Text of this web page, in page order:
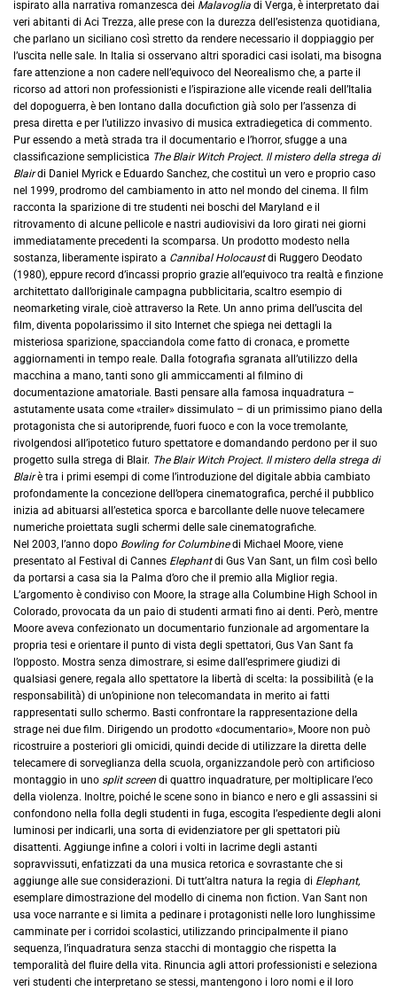
ispirato alla narrativa romanzesca dei Malavoglia di Verga, è interpretato dai
veri abitanti di Aci Trezza, alle prese con la durezza dell’esistenza quotidiana,
che parlano un siciliano così stretto da rendere necessario il doppiaggio per
l’uscita nelle sale. In Italia si osservano altri sporadici casi isolati, ma bisogna
fare attenzione a non cadere nell’equivoco del Neorealismo che, a parte il
ricorso ad attori non professionisti e l’ispirazione alle vicende reali dell’Italia
del dopoguerra, è ben lontano dalla docufiction già solo per l’assenza di
presa diretta e per l’utilizzo invasivo di musica extradiegetica di commento.
Pur essendo a metà strada tra il documentario e l’horror, sfugge a una
classificazione semplicistica The Blair Witch Project. Il mistero della strega di
Blairdi Daniel Myrick e Eduardo Sanchez, che costituì un vero e proprio caso
nel 1999, prodromo del cambiamento in atto nel mondo del cinema. Il film
racconta la sparizione di tre studenti nei boschi del Maryland e il
ritrovamento di alcune pellicole e nastri audiovisivi da loro girati nei giorni
immediatamente precedenti la scomparsa. Un prodotto modesto nella
sostanza, liberamente ispirato a Cannibal Holocaustdi Ruggero Deodato
(1980), eppure record d’incassi proprio grazie all’equivoco tra realtà e finzione
architettato dall’originale campagna pubblicitaria, scaltro esempio di
neomarketing virale, cioè attraverso la Rete. Un anno prima dell’uscita del
film, diventa popolarissimo il sito Internet che spiega nei dettagli la
misteriosa sparizione, spacciandola come fatto di cronaca, e promette
aggiornamenti in tempo reale. Dalla fotografia sgranata all’utilizzo della
macchina a mano, tanti sono gli ammiccamenti al filmino di
documentazione amatoriale. Basti pensare alla famosa inquadratura –
astutamente usata come «trailer» dissimulato – di un primissimo piano della
protagonista che si autoriprende, fuori fuoco e con la voce tremolante,
rivolgendosi all’ipotetico futuro spettatore e domandando perdono per il suo
progetto sulla strega di Blair. The Blair Witch Project. Il mistero della strega di
Blairè tra i primi esempi di come l’introduzione del digitale abbia cambiato
profondamente la concezione dell’opera cinematografica, perché il pubblico
inizia ad abituarsi all’estetica sporca e barcollante delle nuove telecamere
numeriche proiettata sugli schermi delle sale cinematografiche.
Nel 2003, l’anno dopo Bowling for Columbinedi Michael Moore, viene
presentato al Festival di Cannes Elephantdi Gus Van Sant, un film così bello
da portarsi a casa sia la Palma d’oro che il premio alla Miglior regia.
L’argomento è condiviso con Moore, la strage alla Columbine High School in
Colorado, provocata da un paio di studenti armati fino ai denti. Però, mentre
Moore aveva confezionato un documentario funzionale ad argomentare la
propria tesi e orientare il punto di vista degli spettatori, Gus Van Sant fa
l’opposto. Mostra senza dimostrare, si esime dall’esprimere giudizi di
qualsiasi genere, regala allo spettatore la libertà di scelta: la possibilità (e la
responsabilità) di un’opinione non telecomandata in merito ai fatti
rappresentati sullo schermo. Basti confrontare la rappresentazione della
strage nei due film. Dirigendo un prodotto «documentario», Moore non può
ricostruire a posteriori gli omicidi, quindi decide di utilizzare la diretta delle
telecamere di sorveglianza della scuola, organizzandole però con artificioso
montaggio in uno split screen di quattro inquadrature, per moltiplicare l’eco
della violenza. Inoltre, poiché le scene sono in bianco e nero e gli assassini si
confondono nella folla degli studenti in fuga, escogita l’espediente degli aloni
luminosi per indicarli, una sorta di evidenziatore per gli spettatori più
disattenti. Aggiunge infine a colori i volti in lacrime degli astanti
sopravvissuti, enfatizzati da una musica retorica e sovrastante che si
aggiunge alle sue considerazioni. Di tutt’altra natura la regia di Elephant,
esemplare dimostrazione del modello di cinema non fiction. Van Sant non
usa voce narrante e si limita a pedinare i protagonisti nelle loro lunghissime
camminate per i corridoi scolastici, utilizzando principalmente il piano
sequenza, l’inquadratura senza stacchi di montaggio che rispetta la
temporalità del fluire della vita. Rinuncia agli attori professionisti e seleziona
veri studenti che interpretano se stessi, mantengono i loro nomi e il loro